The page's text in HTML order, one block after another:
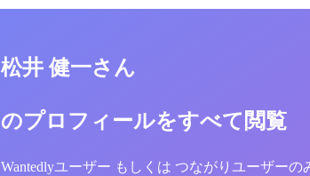
松井 健一さん
のプロフィールをすべて閲覧
Wantedlyユーザー もしくは つながりユーザー